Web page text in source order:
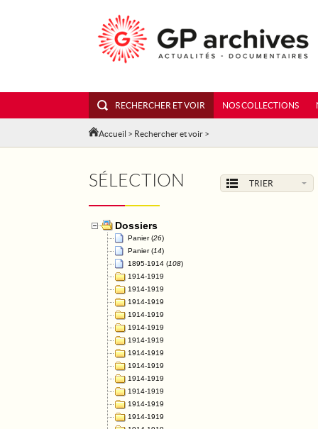
RECHERCHER ET VOIR NOS COLLECTIONS
Accueil > Rechercher et voir >
SÉLECTION TRIER